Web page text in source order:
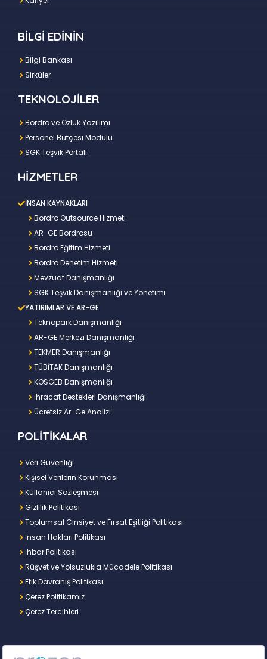
BİLGİ EDİNİN
Bilgi Bankası
Sirküler
TEKNOLOJİLER
Bordro ve Özlük Yazılımı
Personel Bütçesi Modülü
SGK Teşvik Portalı
HİZMETLER
İNSAN KAYNAKLARI
Bordro Outsource Hizmeti
AR-GE Bordrosu
Bordro Eğitim Hizmeti
Bordro Denetim Hizmeti
Mevzuat Danışmanlığı
SGK Teşvik Danışmanlığı ve Yönetimi
YATIRIMLAR VE AR-GE
Teknopark Danışmanlığı
AR-GE Merkezi Danışmanlığı
TEKMER Danışmanlığı
TÜBİTAK Danışmanlığı
KOSGEB Danışmanlığı
İhracat Destekleri Danışmanlığı
Ücretsiz Ar-Ge Analizi
POLİTİKALAR
Veri Güvenliği
Kişisel Verilerin Korunması
Kullanıcı Sözleşmesi
Gizlilik Politikası
Toplumsal Cinsiyet ve Fırsat Eşitliği Politikası
İnsan Hakları Politikası
İhbar Politikası
Rüşvet ve Yolsuzlukla Mücadele Politikası
Etik Davranış Politikası
Çerez Politikamız
Çerez Tercihleri